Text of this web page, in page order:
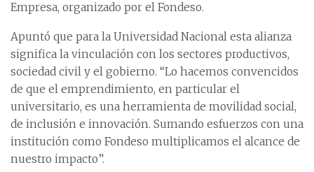
Empresa, organizado por el Fondeso.
Apuntó que para la Universidad Nacional esta alianza
significa la vinculación con los sectores productivos,
sociedad civil y el gobierno. “Lo hacemos convencidos
de que el emprendimiento, en particular el
universitario, es una herramienta de movilidad social,
de inclusión e innovación. Sumando esfuerzos con una
institución como Fondeso multiplicamos el alcance de
nuestro impacto”.